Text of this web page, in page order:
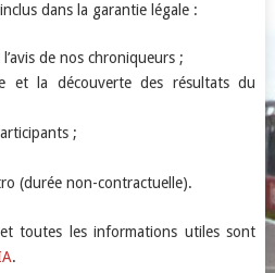
dans la garantie légale :
de nos chroniqueurs ;
et la découverte des résultats du
;
(durée non-contractuelle).
toutes les informations utiles sont
.